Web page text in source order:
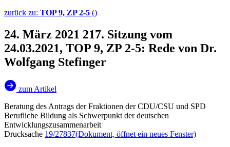
zurück zu: TOP 9, ZP 2-5 ()
24. März 2021 217. Sitzung vom
24.03.2021, TOP 9, ZP 2-5: Rede von Dr.
Wolfgang Stefinger
zum Artikel
Beratung des Antrags der Fraktionen der CDU/CSU und SPD
Berufliche Bildung als Schwerpunkt der deutschen
Entwicklungszusammenarbeit
Drucksache 19/27837(Dokument, öffnet ein neues Fenster)